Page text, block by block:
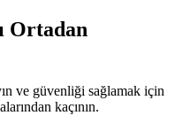
Ortadan
ve güvenliği sağlamak için
kaçının.